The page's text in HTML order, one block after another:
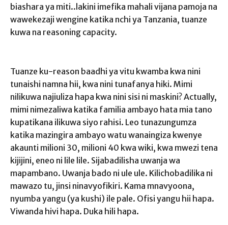
biashara ya miti..lakini imefika mahali vijana pamoja na
wawekezaji wengine katika nchi ya Tanzania, tuanze
kuwa na reasoning capacity.
Tuanze ku-reason baadhi ya vitu kwamba kwa nini
tunaishi namna hii, kwa nini tunafanya hiki. Mimi
nilikuwa najiuliza hapa kwa nini sisi ni maskini? Actually,
mimi nimezaliwa katika familia ambayo hata mia tano
kupatikana ilikuwa siyo rahisi. Leo tunazungumza
katika mazingira ambayo watu wanaingiza kwenye
akaunti milioni 30, milioni 40 kwa wiki, kwa mwezi tena
kijijini, eneo ni lile lile. Sijabadilisha uwanja wa
mapambano. Uwanja bado ni ule ule. Kilichobadilika ni
mawazo tu, jinsi ninavyofikiri. Kama mnavyoona,
nyumba yangu (ya kushi) ile pale. Ofisi yangu hii hapa.
Viwanda hivi hapa. Duka hili hapa.